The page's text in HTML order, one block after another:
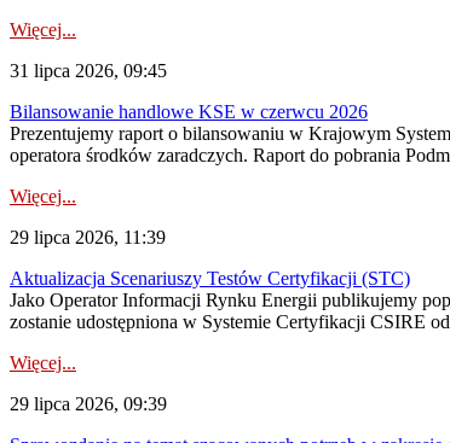
Więcej...
31 lipca 2026, 09:45
Bilansowanie handlowe KSE w czerwcu 2026
Prezentujemy raport o bilansowaniu w Krajowym
operatora środków zaradczych. Raport do pobrania
Więcej...
29 lipca 2026, 11:39
Aktualizacja Scenariuszy Testów Certyfikacji (STC)
Jako Operator Informacji Rynku Energii publikujemy
zostanie udostępniona w Systemie Certyfikacji CSIRE
Więcej...
29 lipca 2026, 09:39